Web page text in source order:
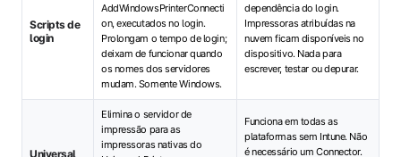
Scripts de
login
AddWindowsPrinterConnecti
on, executados no login.
Prolongam o tempo de login;
deixam de funcionar quando
os nomes dos servidores
mudam. Somente Windows.
dependência do login.
Impressoras atribuídas na
nuvem ficam disponíveis no
dispositivo. Nada para
escrever, testar ou depurar.
Universal
Elimina o servidor de
impressão para as
impressoras nativas do
Funciona em todas as
plataformas sem Intune. Não
é necessário um Connector.